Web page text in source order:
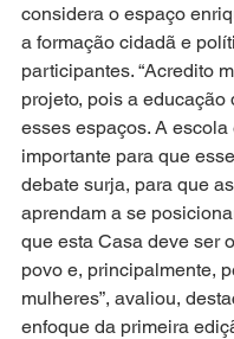
considera o espaço
a formação cidadã e
participantes. “Acredito
projeto, pois a educação
esses espaços. A
importante para que
debate surja, para que
aprendam a se
que esta Casa deve ser
povo e, principalmente,
mulheres”, avaliou,
enfoque da primeira